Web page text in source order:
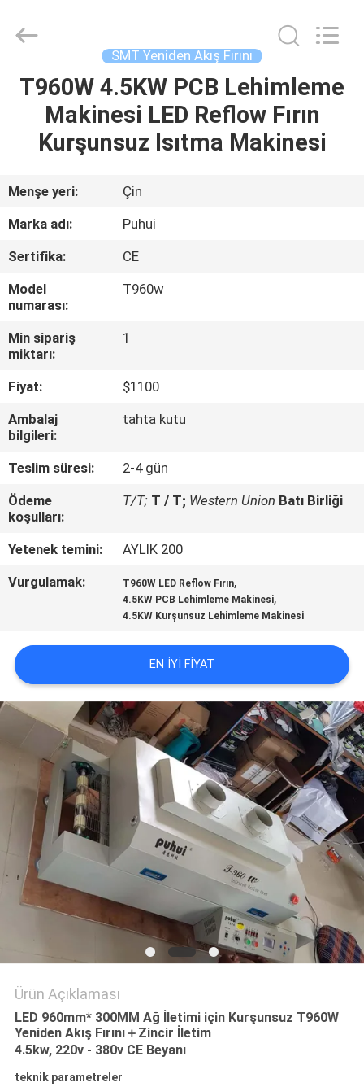
EV
ÜRÜNLER
VIDEOLAR
FABRIKA
KALITE
KONTROLÜ
ULAŞIN
HABERLER
SHOPPING
LINE
SITE
HARITASI
GIZLILIK
POLITIKASI
TECHNOLOGY
LIMITED.
Reserved.
SMT Yeniden Akış Fırını
T960W 4.5KW PCB Lehimleme
Makinesi LED Reflow Fırın
Kurşunsuz Isıtma Makinesi
Menşe yeri:
Çin
Marka adı:
Puhui
Sertifika:
CE
Model
numarası:
T960w
Min sipariş
miktarı:
1
Fiyat:
$1100
Ambalaj
bilgileri:
tahta kutu
Teslim süresi:
2-4 gün
Ödeme
koşulları:
T/T; T / T; Western Union Batı Birliği
Yetenek temini:
AYLIK 200
Vurgulamak:
T960W LED Reflow Fırın,
4.5KW PCB Lehimleme Makinesi,
4.5KW Kurşunsuz Lehimleme Makinesi
EN IYI FIYAT
Ürün Açıklaması
LED 960mm* 300MM Ağ İletimi için Kurşunsuz T960W
Yeniden Akış Fırını＋Zincir İletim
4.5kw, 220v - 380v CE Beyanı
teknik parametreler